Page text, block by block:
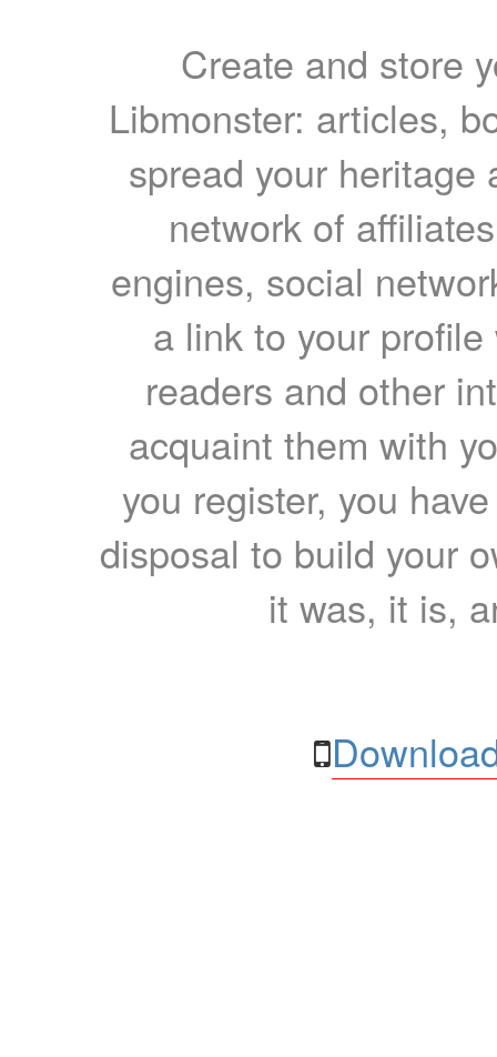
Create and store
Libmonster: articles,
spread your heritage
network of
engines, social
a link to your
readers and other
acquaint them with
you register, you
disposal to build your
it was, it is,